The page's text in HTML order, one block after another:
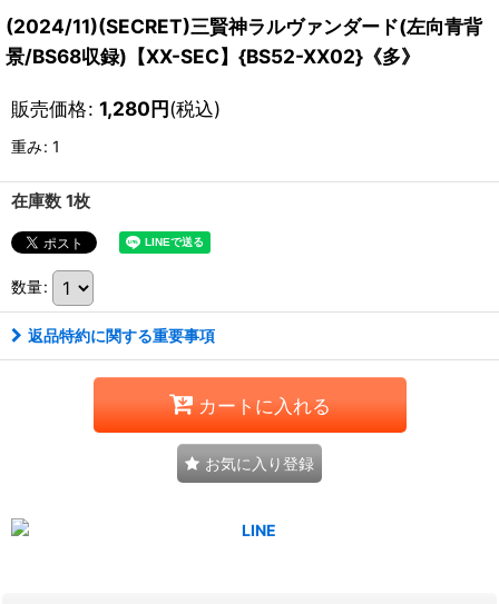
(2024/11)(SECRET)三賢神ラルヴァンダード(左向青背
景/BS68収録)【XX-SEC】{BS52-XX02}《多》
販売価格: 1,280円(税込)
重み: 1
在庫数 1枚
数量:
返品特約に関する重要事項
カートに入れる
お気に入り登録